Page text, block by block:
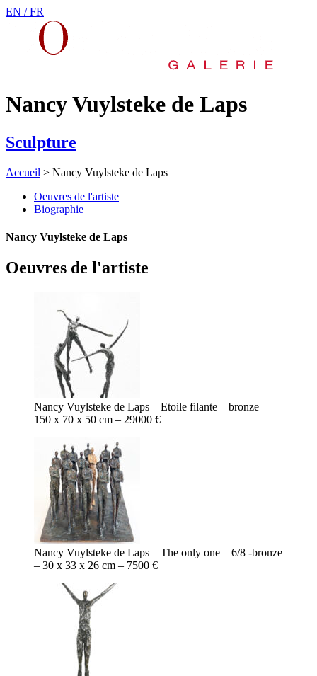
EN /FR
Nancy Vuylsteke de Laps
Sculpture
Accueil > Nancy Vuylsteke de Laps
Oeuvres de l'artiste
Biographie
Nancy Vuylsteke de Laps
Oeuvres de l'artiste
Nancy Vuylsteke de Laps – Etoile filante – bronze –
150 x 70 x 50 cm – 29000 €
Nancy Vuylsteke de Laps – The only one – 6/8 -bronze
– 30 x 33 x 26 cm – 7500 €